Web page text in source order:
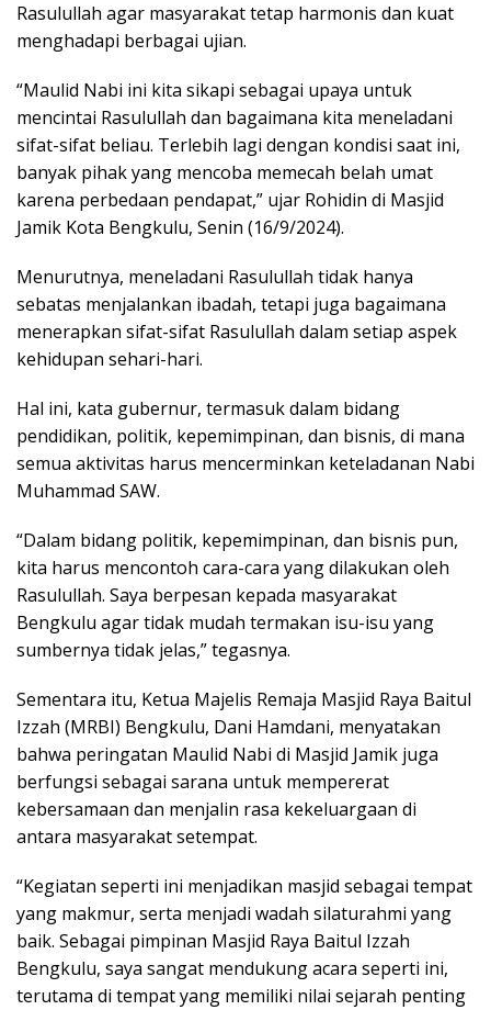
Rasulullah agar masyarakat tetap harmonis dan kuat
menghadapi berbagai ujian.
“Maulid Nabi ini kita sikapi sebagai upaya untuk
mencintai Rasulullah dan bagaimana kita meneladani
sifat-sifat beliau. Terlebih lagi dengan kondisi saat ini,
banyak pihak yang mencoba memecah belah umat
karena perbedaan pendapat,” ujar Rohidin di Masjid
Jamik Kota Bengkulu, Senin (16/9/2024).
Menurutnya, meneladani Rasulullah tidak hanya
sebatas menjalankan ibadah, tetapi juga bagaimana
menerapkan sifat-sifat Rasulullah dalam setiap aspek
kehidupan sehari-hari.
Hal ini, kata gubernur, termasuk dalam bidang
pendidikan, politik, kepemimpinan, dan bisnis, di mana
semua aktivitas harus mencerminkan keteladanan Nabi
Muhammad SAW.
“Dalam bidang politik, kepemimpinan, dan bisnis pun,
kita harus mencontoh cara-cara yang dilakukan oleh
Rasulullah. Saya berpesan kepada masyarakat
Bengkulu agar tidak mudah termakan isu-isu yang
sumbernya tidak jelas,” tegasnya.
Sementara itu, Ketua Majelis Remaja Masjid Raya Baitul
Izzah (MRBI) Bengkulu, Dani Hamdani, menyatakan
bahwa peringatan Maulid Nabi di Masjid Jamik juga
berfungsi sebagai sarana untuk mempererat
kebersamaan dan menjalin rasa kekeluargaan di
antara masyarakat setempat.
“Kegiatan seperti ini menjadikan masjid sebagai tempat
yang makmur, serta menjadi wadah silaturahmi yang
baik. Sebagai pimpinan Masjid Raya Baitul Izzah
Bengkulu, saya sangat mendukung acara seperti ini,
terutama di tempat yang memiliki nilai sejarah penting